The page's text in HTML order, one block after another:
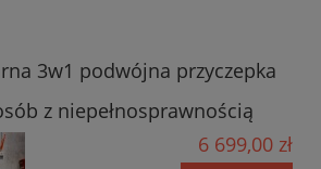
3w1 podwójna przyczepka
z niepełnosprawnością
6 699,00 zł